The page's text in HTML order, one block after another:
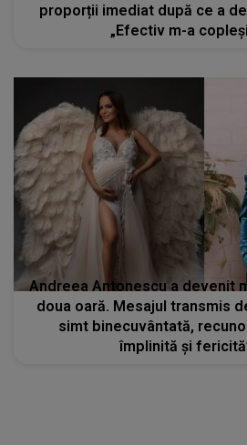
proporții imediat după ce a
„Efectiv m-a
Andreea Antonescu a devenit
doua oară. Mesajul transmis
simt binecuvântată,
împlinită și